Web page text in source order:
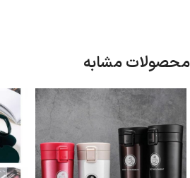
محصولات مشابه